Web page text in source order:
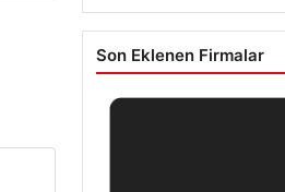
Son Eklenen Firmalar